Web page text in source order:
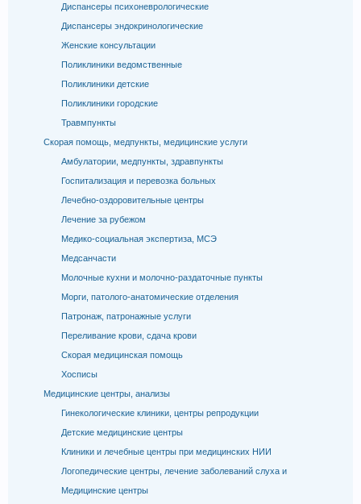
Диспансеры психоневрологические
Диспансеры эндокринологические
Женские консультации
Поликлиники ведомственные
Поликлиники детские
Поликлиники городские
Травмпункты
Скорая помощь, медпункты, медицинские услуги
Амбулатории, медпункты, здравпункты
Госпитализация и перевозка больных
Лечебно-оздоровительные центры
Лечение за рубежом
Медико-социальная экспертиза, МСЭ
Медсанчасти
Молочные кухни и молочно-раздаточные пункты
Морги, патолого-анатомические отделения
Патронаж, патронажные услуги
Переливание крови, сдача крови
Скорая медицинская помощь
Хосписы
Медицинские центры, анализы
Гинекологические клиники, центры репродукции
Детские медицинские центры
Клиники и лечебные центры при медицинских НИИ
Логопедические центры, лечение заболеваний слуха и
Медицинские центры